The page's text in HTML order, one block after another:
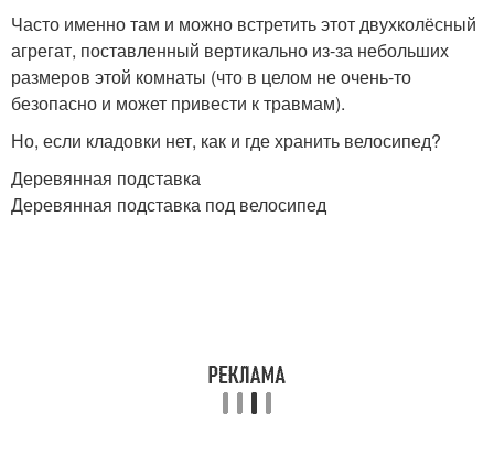
Часто именно там и можно встретить этот двухколёсный
агрегат, поставленный вертикально из-за небольших
размеров этой комнаты (что в целом не очень-то
безопасно и может привести к травмам).
Но, если кладовки нет, как и где хранить велосипед?
Деревянная подставка
Деревянная подставка под велосипед